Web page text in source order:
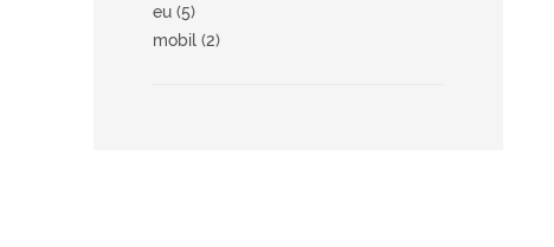
eu (5)
mobil (2)